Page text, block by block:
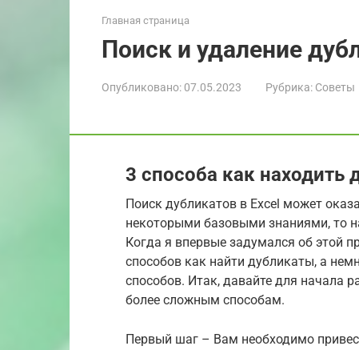
Главная страница
Поиск и удаление
Опубликовано: 07.05.2023 Рубрика: Советы
3 способа как находить
Поиск дубликатов в Excel может
некоторыми базовыми знаниями, то
Когда я впервые задумался об этой
способов как найти дубликаты, а
способов. Итак, давайте для начала
более сложным способам.
Первый шаг – Вам необходимо